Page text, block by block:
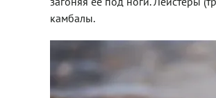
камбалы.